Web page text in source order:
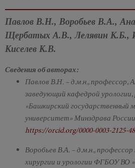
Павлов В.Н., Воробьев В.А.,
Щербатых А.В., Лелявин К.Б.,
Киселев К.В.
Сведения об авторах:
Павлов В.Н. – д.м.н., профессор,
заведующий кафедрой
«Башкирский государственный
университет» Минздрава
https://orcid.org/0000-0003-2125-
Воробьев В.А. – д.м.н.,
хирургии и урологии ФГБОУ ВО